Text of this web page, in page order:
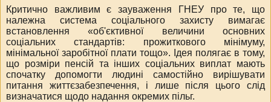
Критично важливим є зауваження ГНЕУ про те, що
належна система соціального захисту вимагає
встановлення «об'єктивної величини основних
соціальних стандартів: прожиткового мінімуму,
мінімальної заробітної плати тощо». Ідея полягає в тому,
що розміри пенсій та інших соціальних виплат мають
спочатку допомогти людині самостійно вирішувати
питання життєзабезпечення, і лише після цього слід
визначатися щодо надання окремих пільг.